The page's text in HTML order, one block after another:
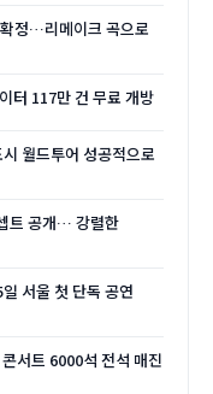
정…리메이크 곡으로
터 117만 건 무료 개방
월드투어 성공적으로
트 공개… 강렬한
서울 첫 단독 공연
서트 6000석 전석 매진